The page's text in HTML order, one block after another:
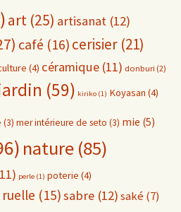
art (25) artisanat (12)
café (16) cerisier (21)
(4) céramique (11) donburi (2)
(59) kiriko (1) Koyasan (4)
(3) mer intérieure de seto (3) mie (5)
nature (85)
perle (1) poterie (4)
ruelle (15)sabre (12)saké (7)